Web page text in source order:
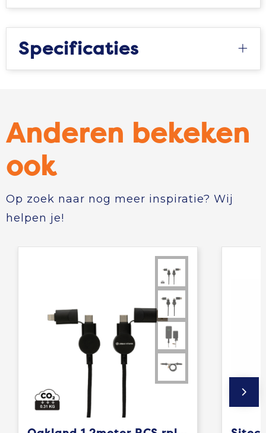
Specificaties
Anderen bekeken
ook
Op zoek naar nog meer inspiratie? Wij
helpen je!